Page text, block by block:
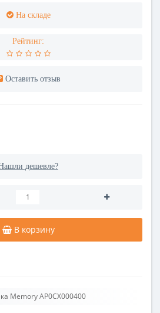
На складе
Рейтинг:
Оставить отзыв
дешевле?
В корзину
Memory AP0CX000400